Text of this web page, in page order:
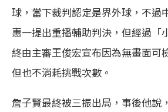
球，當下裁判認定是界外球，不過
惠一提出重播輔助判決，但經過「
終由主審王俊宏宣布因為無畫面可
但也不消耗挑戰次數。
詹子賢最終被三振出局，事後他說